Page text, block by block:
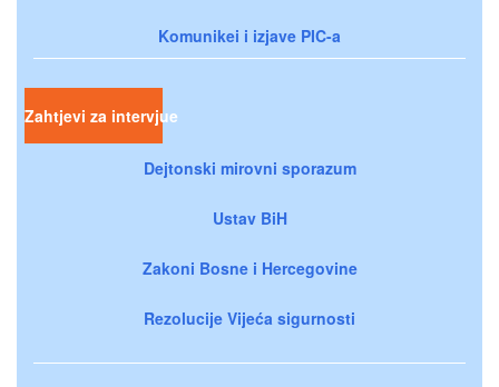
Komunikei i izjave PIC-a
Zahtjevi za intervjue
Dejtonski mirovni sporazum
Ustav BiH
Zakoni Bosne i Hercegovine
Rezolucije Vijeća sigurnosti